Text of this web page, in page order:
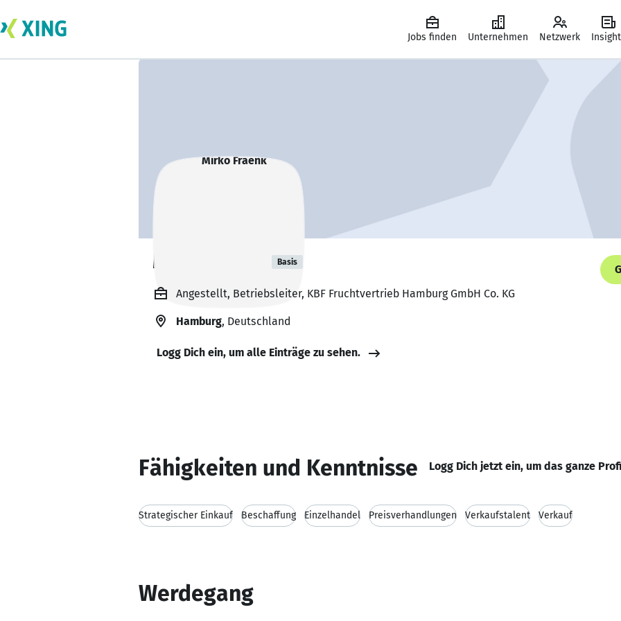
Jobs finden Unternehmen Netzwerk
Mirko Fraenk Basis
Angestellt, Betriebsleiter, KBF Fruchtvertrieb Hamburg GmbH Co. KG
Hamburg, Deutschland
Logg Dich ein, um alle Einträge zu sehen.
Fähigkeiten und Kenntnisse Logg Dich jetzt ein, um das ganze
Strategischer Einkauf Beschaffung Einzelhandel Preisverhandlungen Verkaufstalent Verkauf
Werdegang